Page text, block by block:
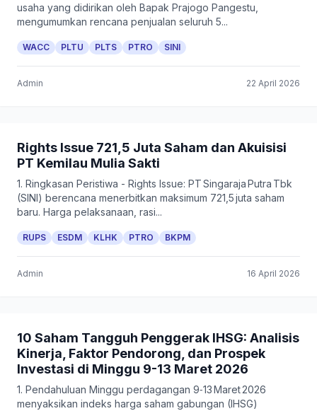
usaha yang didirikan oleh Bapak Prajogo Pangestu,
mengumumkan rencana penjualan seluruh 5...
WACC PLTU PLTS PTRO SINI
Admin 22 April 2026
Rights Issue 721,5 Juta Saham dan Akuisisi
PT Kemilau Mulia Sakti
1. Ringkasan Peristiwa - Rights Issue: PT Singaraja Putra Tbk
(SINI) berencana menerbitkan maksimum 721,5 juta saham
baru. Harga pelaksanaan, rasi...
RUPS ESDM KLHK PTRO BKPM
Admin 16 April 2026
10 Saham Tangguh Penggerak IHSG: Analisis
Kinerja, Faktor Pendorong, dan Prospek
Investasi di Minggu 9-13 Maret 2026
1. Pendahuluan Minggu perdagangan 9‑13 Maret 2026
menyaksikan indeks harga saham gabungan (IHSG)